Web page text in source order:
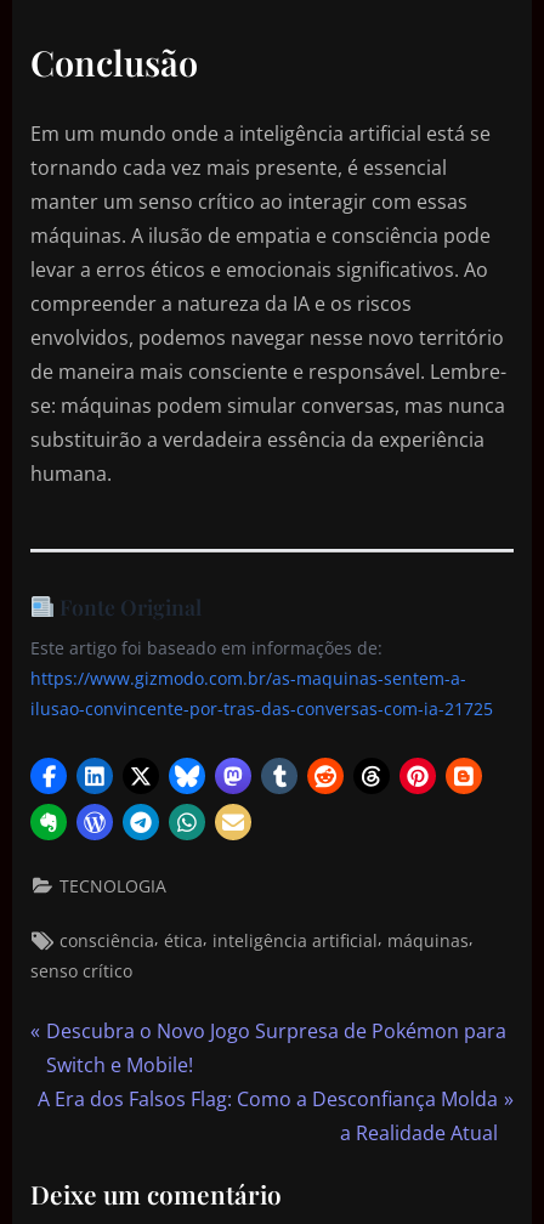
Conclusão
Em um mundo onde a inteligência artificial está se
tornando cada vez mais presente, é essencial
manter um senso crítico ao interagir com essas
máquinas. A ilusão de empatia e consciência pode
levar a erros éticos e emocionais significativos. Ao
compreender a natureza da IA e os riscos
envolvidos, podemos navegar nesse novo território
de maneira mais consciente e responsável. Lembre-
se: máquinas podem simular conversas, mas nunca
substituirão a verdadeira essência da experiência
humana.
Fonte Original
Este artigo foi baseado em informações de:
https://www.gizmodo.com.br/as-maquinas-sentem-a-
ilusao-convincente-por-tras-das-conversas-com-ia-21725
TECNOLOGIA
consciência,ética, inteligência artificial, máquinas,
senso crítico
Descubra o Novo Jogo Surpresa de Pokémon para
Switch e Mobile!
A Era dos Falsos Flag: Como a Desconfiança Molda
a Realidade Atual
Deixe um comentário